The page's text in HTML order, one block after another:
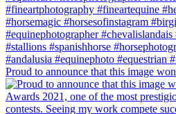
Proud to announce that this image